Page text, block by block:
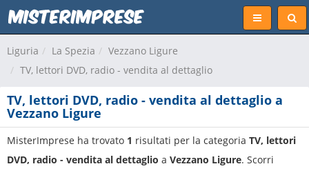
Liguria La Spezia
Vezzano Ligure
TV, lettori DVD, radio - vendita al dettaglio
TV, lettori DVD, radio - vendita al dettaglio a
Vezzano Ligure
MisterImprese ha trovato 1 risultati per la categoria TV, lettori
DVD, radio - vendita al dettaglio a Vezzano Ligure. Scorri